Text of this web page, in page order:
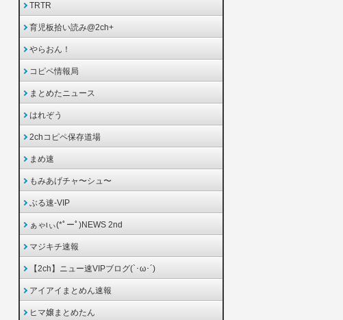
TRTR
育児板拾い読み@2ch+
やらおん！
コピペ情報局
まとめたニュース
はれぞう
2chコピペ保存道場
まめ速
もみあげチャ〜シュ〜
ぶる速-VIP
ぁゃιぃ(*ﾟーﾟ)NEWS 2nd
マジキチ速報
【2ch】ニュー速VIPブログ(`･ω･´)
アイアイまとめん速報
ヒマ嬢まとめたん